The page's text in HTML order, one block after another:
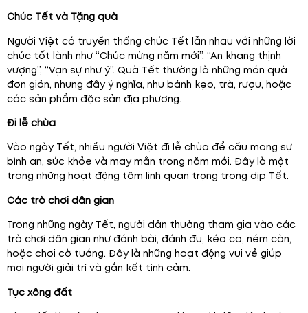
Chúc Tết và Tặng quà
Người Việt có truyền thống chúc Tết lẫn nhau với những lời
chúc tốt lành như “Chúc mừng năm mới”, “An khang thịnh
vượng”, “Vạn sự như ý”. Quà Tết thường là những món quà
đơn giản, nhưng đầy ý nghĩa, như bánh kẹo, trà, rượu, hoặc
các sản phẩm đặc sản địa phương.
Đi lễ chùa
Vào ngày Tết, nhiều người Việt đi lễ chùa để cầu mong sự
bình an, sức khỏe và may mắn trong năm mới. Đây là một
trong những hoạt động tâm linh quan trọng trong dịp Tết.
Các trò chơi dân gian
Trong những ngày Tết, người dân thường tham gia vào các
trò chơi dân gian như đánh bài, đánh đu, kéo co, ném còn,
hoặc chơi cờ tướng. Đây là những hoạt động vui vẻ giúp
mọi người giải trí và gắn kết tình cảm.
Tục xông đất